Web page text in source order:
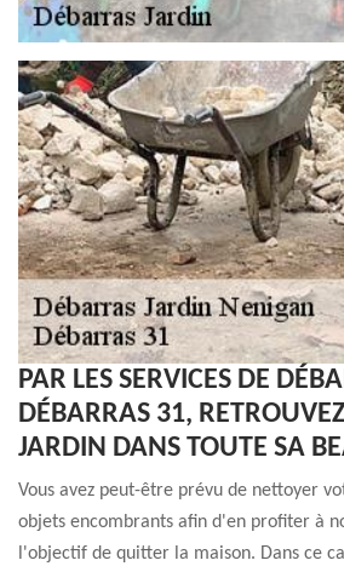
PAR LES SERVICES DE
DÉBARRAS 31,
JARDIN DANS TOUTE SA
Vous avez peut-être prévu de nettoyer
objets encombrants afin d'en profiter à
l'objectif de quitter la maison. Dans ce